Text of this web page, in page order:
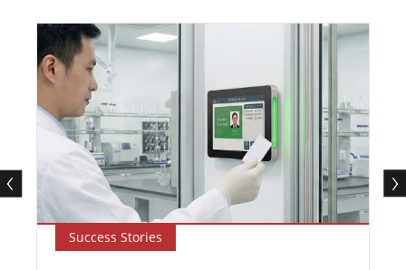
Success Stories